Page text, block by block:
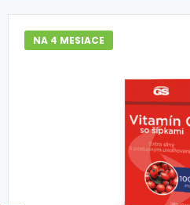
NA 4 MESIACE